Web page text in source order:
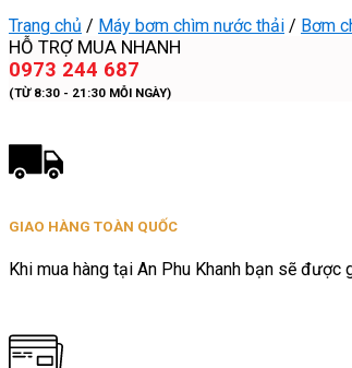
Trang chủ / Máy bơm chìm nước thải / Bơm
HỖ TRỢ MUA NHANH
0973 244 687
(TỪ 8:30 - 21:30 MỖI NGÀY)
GIAO HÀNG TOÀN QUỐC
Khi mua hàng tại An Phu Khanh bạn sẽ được